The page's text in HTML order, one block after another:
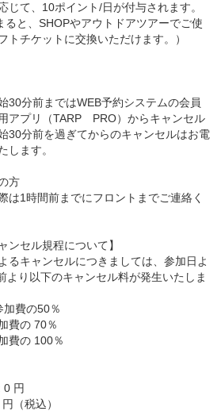
じて、10ポイント/日が付与されます。
ると、SHOPやアウトドアツアーでご使
トチケットに交換いただけます。）
30分前まではWEB予約システムの会員
アプリ（TARP PRO）からキャンセル
30分前を過ぎてからのキャンセルはお電
します。
方
は1時間前までにフロントまでご連絡く
ンセル規程について】
るキャンセルにつきましては、参加日よ
より以下のキャンセル料が発生いたしま
加費の50％
費の 70％
費の 100％
0 円
（税込）